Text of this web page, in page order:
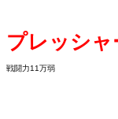
プレッシャ
戦闘力11万弱